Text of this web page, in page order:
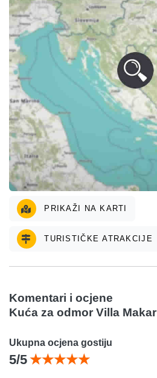
PRIKAŽI NA KARTI
TURISTIČKE ATRAKCIJE
Komentari i ocjene
Kuća za odmor Villa Makar
Ukupna ocjena gostiju
5/5